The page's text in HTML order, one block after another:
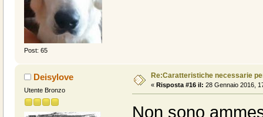
Post: 65
Deisylove
Utente Bronzo
Re:Caratteristiche necessarie
« Risposta #16 il: 28 Gennaio 2016,
Non sono